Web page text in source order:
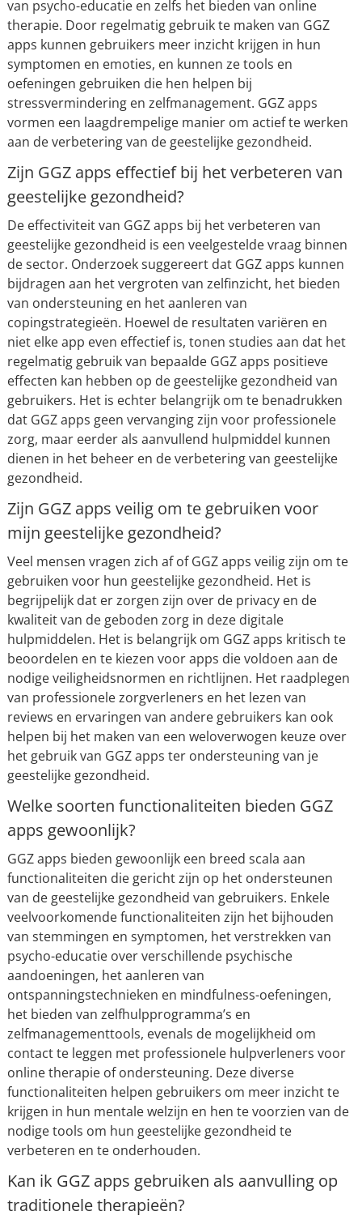
van psycho-educatie en zelfs het bieden van online
therapie. Door regelmatig gebruik te maken van GGZ
apps kunnen gebruikers meer inzicht krijgen in hun
symptomen en emoties, en kunnen ze tools en
oefeningen gebruiken die hen helpen bij
stressvermindering en zelfmanagement. GGZ apps
vormen een laagdrempelige manier om actief te werken
aan de verbetering van de geestelijke gezondheid.
Zijn GGZ apps effectief bij het verbeteren van
geestelijke gezondheid?
De effectiviteit van GGZ apps bij het verbeteren van
geestelijke gezondheid is een veelgestelde vraag binnen
de sector. Onderzoek suggereert dat GGZ apps kunnen
bijdragen aan het vergroten van zelfinzicht, het bieden
van ondersteuning en het aanleren van
copingstrategieën. Hoewel de resultaten variëren en
niet elke app even effectief is, tonen studies aan dat het
regelmatig gebruik van bepaalde GGZ apps positieve
effecten kan hebben op de geestelijke gezondheid van
gebruikers. Het is echter belangrijk om te benadrukken
dat GGZ apps geen vervanging zijn voor professionele
zorg, maar eerder als aanvullend hulpmiddel kunnen
dienen in het beheer en de verbetering van geestelijke
gezondheid.
Zijn GGZ apps veilig om te gebruiken voor
mijn geestelijke gezondheid?
Veel mensen vragen zich af of GGZ apps veilig zijn om te
gebruiken voor hun geestelijke gezondheid. Het is
begrijpelijk dat er zorgen zijn over de privacy en de
kwaliteit van de geboden zorg in deze digitale
hulpmiddelen. Het is belangrijk om GGZ apps kritisch te
beoordelen en te kiezen voor apps die voldoen aan de
nodige veiligheidsnormen en richtlijnen. Het raadplegen
van professionele zorgverleners en het lezen van
reviews en ervaringen van andere gebruikers kan ook
helpen bij het maken van een weloverwogen keuze over
het gebruik van GGZ apps ter ondersteuning van je
geestelijke gezondheid.
Welke soorten functionaliteiten bieden GGZ
apps gewoonlijk?
GGZ apps bieden gewoonlijk een breed scala aan
functionaliteiten die gericht zijn op het ondersteunen
van de geestelijke gezondheid van gebruikers. Enkele
veelvoorkomende functionaliteiten zijn het bijhouden
van stemmingen en symptomen, het verstrekken van
psycho-educatie over verschillende psychische
aandoeningen, het aanleren van
ontspanningstechnieken en mindfulness-oefeningen,
het bieden van zelfhulpprogramma’s en
zelfmanagementtools, evenals de mogelijkheid om
contact te leggen met professionele hulpverleners voor
online therapie of ondersteuning. Deze diverse
functionaliteiten helpen gebruikers om meer inzicht te
krijgen in hun mentale welzijn en hen te voorzien van de
nodige tools om hun geestelijke gezondheid te
verbeteren en te onderhouden.
Kan ik GGZ apps gebruiken als aanvulling op
traditionele therapieën?